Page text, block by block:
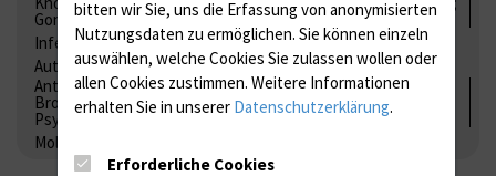
Gonaden / Zyklus / Sterilität
Infektionsserologie
Allergiediagnostik
Immunologie
Autoimmundiagnostik
Antibiotika, Zystostatika, Immunsuppressiva, Amaleptika,
Bronchospasmolytika, Antiepileptika, Kardiaka,
Psychpharmaka
Molekulare Diagnostik
bitten wir Sie, uns die Erfassung von anonymisierten
Nutzungsdaten zu ermöglichen. Sie können einzeln
auswählen, welche Cookies Sie zulassen wollen oder
allen Cookies zustimmen. Weitere Informationen
erhalten Sie in unserer Datenschutzerklärung.
Erforderliche Cookies